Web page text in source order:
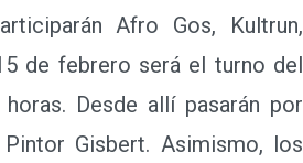
Afro Gos, Kultrun,
de febrero será el turno del
Desde allí pasarán por
Gisbert. Asimismo, los